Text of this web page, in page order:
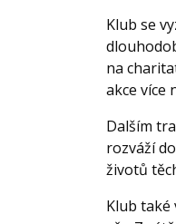
Klub se
na
akce více
Dalším
rozváží
životů
Klub také